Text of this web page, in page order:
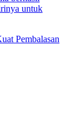
untuk
Pembalasan